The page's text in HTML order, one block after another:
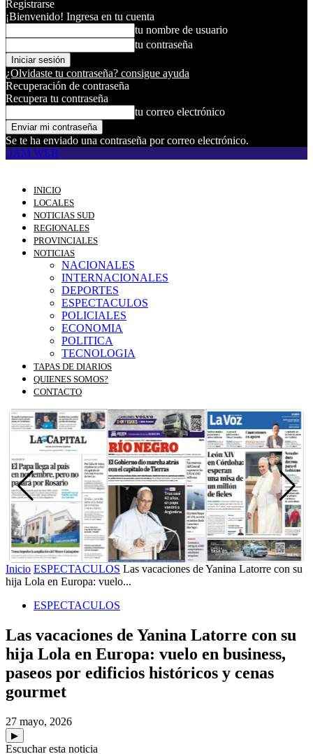
Registrarse
¡Bienvenido! Ingresa en tu cuenta
tu nombre de usuario
tu contraseña
¿Olvidaste tu contraseña? consigue ayuda
Recuperación de contraseña
Recupera tu contraseña
tu correo electrónico
Se te ha enviado una contraseña por correo electrónico.
JAM WEB
INICIO
LOCALES
NOTICIAS SUD
REGIONALES
PROVINCIALES
NOTICIAS
NACIONALES
INTERNACIONALES
DEPORTES
ESPECTACULOS
POLICIALES
ECONOMIA
POLITICA
TECNOLOGIA
TAPAS DE DIARIOS
QUIENES SOMOS?
CONTACTO
Inicio ESPECTACULOS Las vacaciones de Yanina Latorre con su
hija Lola en Europa: vuelo...
ESPECTACULOS
Las vacaciones de Yanina Latorre con su
hija Lola en Europa: vuelo en business,
paseos por edificios históricos y cenas
gourmet
27 mayo, 2026
▶
Escuchar esta noticia